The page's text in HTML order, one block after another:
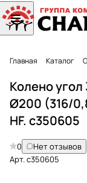
Главная Каталог
Колено угол
Ø200 (316/
HF. c350605
0
Нет отзывов
Арт.c350605